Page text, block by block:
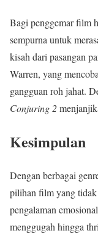
Bagi penggemar film
sempurna untuk
kisah dari pasangan
Warren, yang
gangguan roh jahat.
Conjuring 2
Kesimpulan
Dengan berbagai
pilihan film yang
pengalaman
menggugah hingga